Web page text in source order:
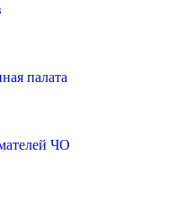
палата
ЧО